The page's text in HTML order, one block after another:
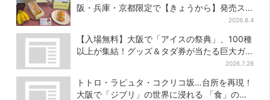
阪・兵庫・京都限定で【きょうから】発売ス
2026.8.4
【入場無料】大阪で「アイスの祭典」、100種
以上が集結！グッズ＆タダ券が当たる巨大ガ
2026.7.28
トトロ・ラピュタ・コクリコ坂…台所を再現！
大阪で「ジブリ」の世界に浸れる 「食」の展